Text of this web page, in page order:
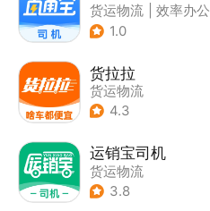
货运物流
效率办公
1.0
货拉拉
货运物流
4.3
运销宝司机
货运物流
3.8